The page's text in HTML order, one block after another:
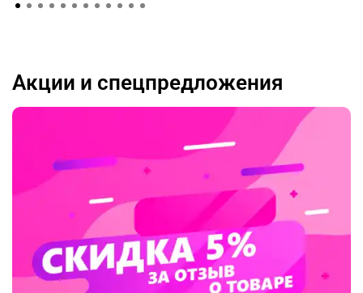
Акции и спецпредложения